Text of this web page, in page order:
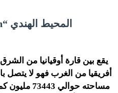
المحيط الهندي “Indian Ocean”:
يقع بين قارة أوقيانيا من
أفريقيا من الغرب فهو لا يتصل